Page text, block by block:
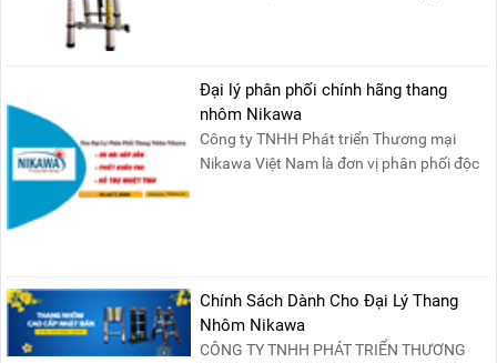
Đại lý phân phối chính hãng thang
nhôm Nikawa
Công ty TNHH Phát triển Thương mại
Nikawa Việt Nam là đơn vị phân phối độc
Chính Sách Dành Cho Đại Lý Thang
Nhôm Nikawa
CÔNG TY TNHH PHÁT TRIỂN THƯƠNG